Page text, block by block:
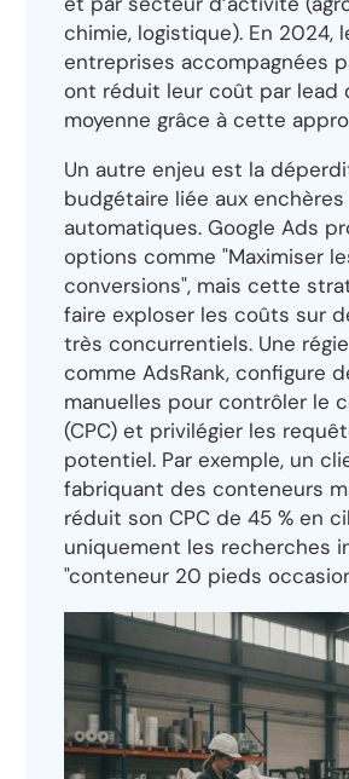
chimie, logistique). En 2024,
entreprises accompagnées
ont réduit leur coût par lead
moyenne grâce à cette
Un autre enjeu est la
budgétaire liée aux enchères
automatiques. Google Ads
options comme "Maximiser
conversions", mais cette
faire exploser les coûts sur
très concurrentiels. Une
comme AdsRank, configure
manuelles pour contrôler le
(CPC) et privilégier les
potentiel. Par exemple, un
fabriquant des conteneurs
réduit son CPC de 45 % en
uniquement les recherches
"conteneur 20 pieds